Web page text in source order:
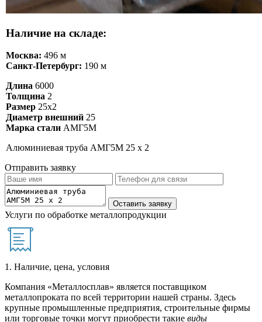
Наличие на складе:
Москва: 496 м
Санкт-Петербург: 190 м
Длина 6000
Толщина 2
Размер 25х2
Диаметр внешний 25
Марка стали АМГ5М
Алюминиевая труба АМГ5М 25 х 2
Отправить заявку
Услуги по обработке металлопродукции
1. Наличие, цена, условия
Компания «Металлосплав» является поставщиком
металлопроката по всей территории нашей страны. Здесь
крупные промышленные предприятия, строительные фирмы
или торговые точки могут приобрести такие виды